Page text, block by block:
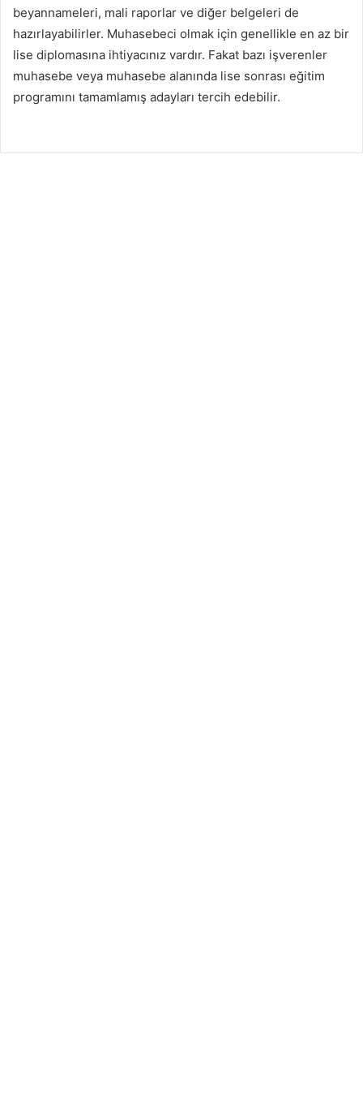
beyannameleri, mali raporlar ve diğer belgeleri de
hazırlayabilirler. Muhasebeci olmak için genellikle en az bir
lise diplomasına ihtiyacınız vardır. Fakat bazı işverenler
muhasebe veya muhasebe alanında lise sonrası eğitim
programını tamamlamış adayları tercih edebilir.